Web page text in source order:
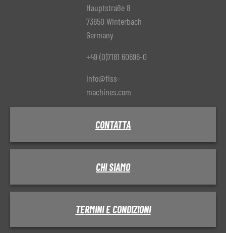
Hauptstraße 8
73650 Winterbach
Germany
+49 (0)7181 60696-0
info@fiss-
machines.com
CONTATTA
CHI SIAMO
TERMINI E CONDIZIONI